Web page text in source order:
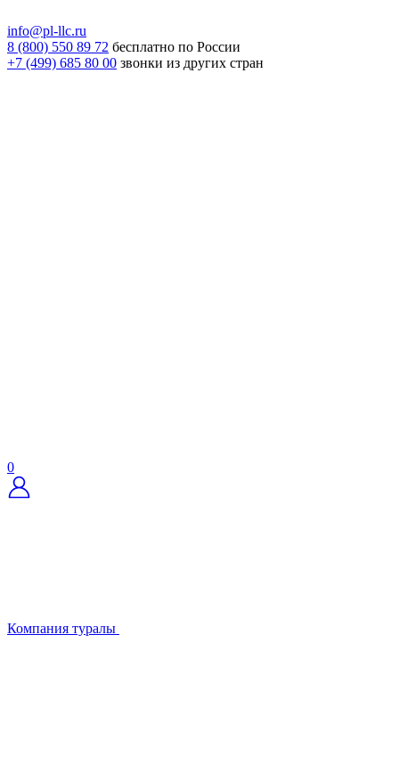
info@pl-llc.ru
8 (800) 550 89 72 бесплатно по России
+7 (499) 685 80 00 звонки из других стран
0
Компания туралы